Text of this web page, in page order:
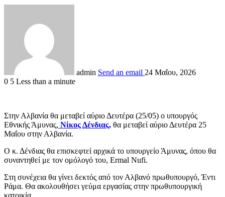
admin Send an email 24 Μαΐου, 2026
0 5 Less than a minute
Στην Αλβανία θα μεταβεί αύριο Δευτέρα (25/05) ο υπουργός
Εθνικής Άμυνας, Νίκος Δένδιας, θα μεταβεί αύριο Δευτέρα 25
Μαΐου στην Αλβανία.
Ο κ. Δένδιας θα επισκεφτεί αρχικά το υπουργείο Άμυνας, όπου θα
συναντηθεί με τον ομόλογό του, Ermal Nufi.
Στη συνέχεια θα γίνει δεκτός από τον Αλβανό πρωθυπουργό, Έντι
Ράμα. Θα ακολουθήσει γεύμα εργασίας στην πρωθυπουργική
κατοικία.